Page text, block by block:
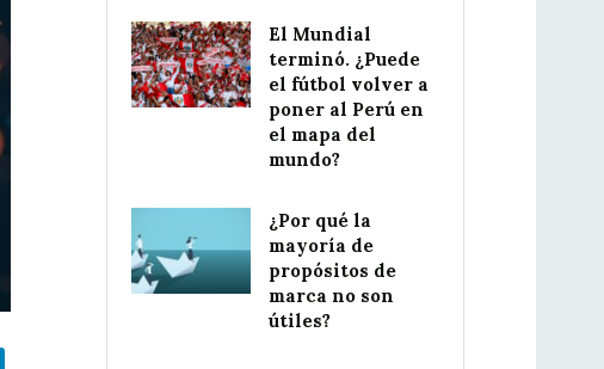
El Mundial
terminó. ¿Puede
el fútbol volver a
poner al Perú en
el mapa del
mundo?
¿Por qué la
mayoría de
propósitos de
marca no son
útiles?